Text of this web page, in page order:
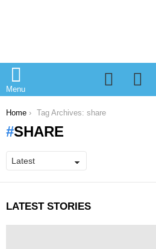
Menu
You are here:
Home Tag Archives: share
SHARE
LATEST STORIES